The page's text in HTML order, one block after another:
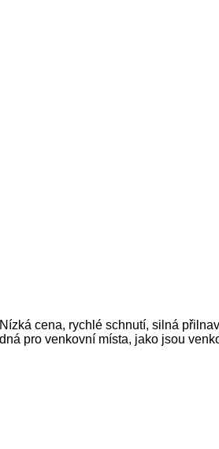
cena, rychlé schnutí, silná
pro venkovní místa, jako jsou